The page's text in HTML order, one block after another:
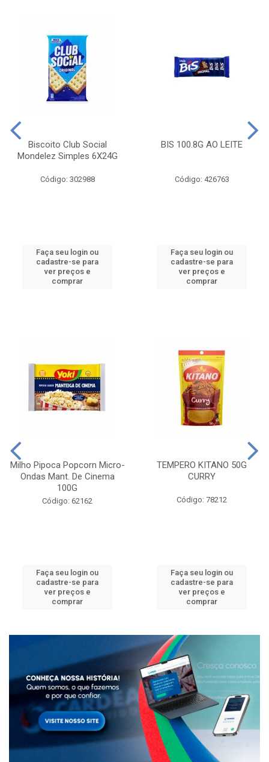
Biscoito Club Social
Mondelez Simples 6X24G
Código: 302988
Faça seu login ou
cadastre-se para
ver preços e
comprar
BIS 100.8G AO LEITE
Código: 426763
Faça seu login ou
cadastre-se para
ver preços e
comprar
Milho Pipoca Popcorn Micro-
Ondas Mant. De Cinema
100G
Código: 62162
Faça seu login ou
cadastre-se para
ver preços e
comprar
TEMPERO KITANO 50G
CURRY
Código: 78212
Faça seu login ou
cadastre-se para
ver preços e
comprar